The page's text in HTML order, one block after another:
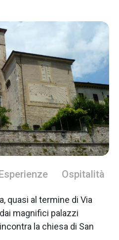
Ospitalità
quasi al termine di Via
magnifici palazzi
la chiesa di San